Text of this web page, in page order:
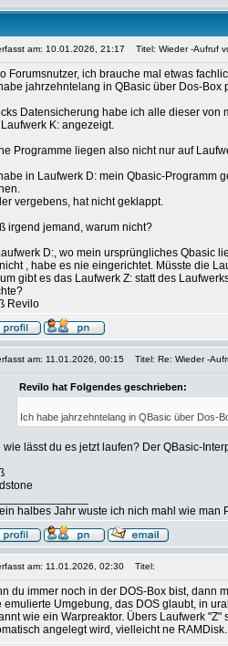
am: 10.01.2026, 21:17 Titel: Wieder -Aufruf
Forumsnutzer, ich brauche mal etwas
jahrzehntelang in QBasic über Dos-
Datensicherung habe ich alle dieser von
K: angezeigt.
Programme liegen also nicht nur auf
in Laufwerk D: mein Qbasic-Programm
vergebens, hat nicht geklappt.
irgend jemand, warum nicht?
D:, wo mein ursprüngliches Qbasic
, habe es nie eingerichtet. Müsste die
gibt es das Laufwerk Z: statt des
Revilo
am: 11.01.2026, 00:15 Titel: Re: Wieder -
Revilo hat Folgendes geschrieben:
Ich habe jahrzehntelang in QBasic über Dos-
wie lässt du es jetzt laufen? Der QBasic-
halbes Jahr wuste ich nich mahl wie man
am: 11.01.2026, 02:30 Titel:
du immer noch in der DOS-Box bist, dann
emulierte Umgebung, das DOS glaubt, in
wie ein Warpreaktor. Übers Laufwerk
angelegt wird, vielleicht ne